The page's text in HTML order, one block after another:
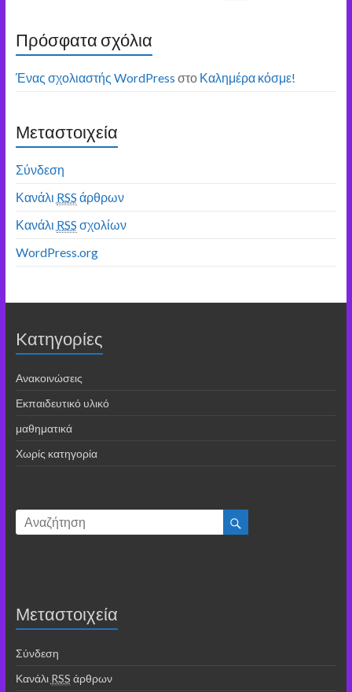
Πρόσφατα σχόλια
Ένας σχολιαστής WordPress στο Καλημέρα κόσμε!
Μεταστοιχεία
Σύνδεση
Κανάλι RSS άρθρων
Κανάλι RSS σχολίων
WordPress.org
Kατηγορίες
Ανακοινώσεις
Εκπαιδευτικό υλικό
μαθηματικά
Χωρίς κατηγορία
Μεταστοιχεία
Σύνδεση
Κανάλι RSS άρθρων